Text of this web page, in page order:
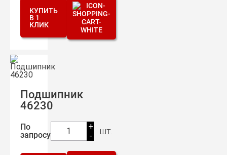
КУПИТЬ
В 1
КЛИК
Подшипник
46230
По
запросу
1
+
-
шт.